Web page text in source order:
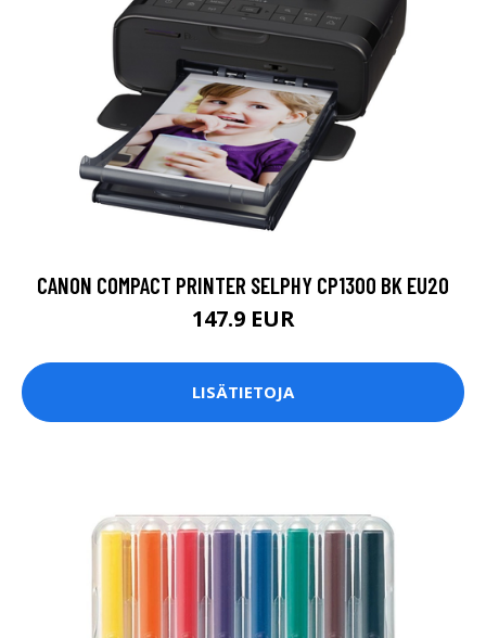
CANON COMPACT PRINTER SELPHY CP1300 BK EU20
147.9 EUR
LISÄTIETOJA